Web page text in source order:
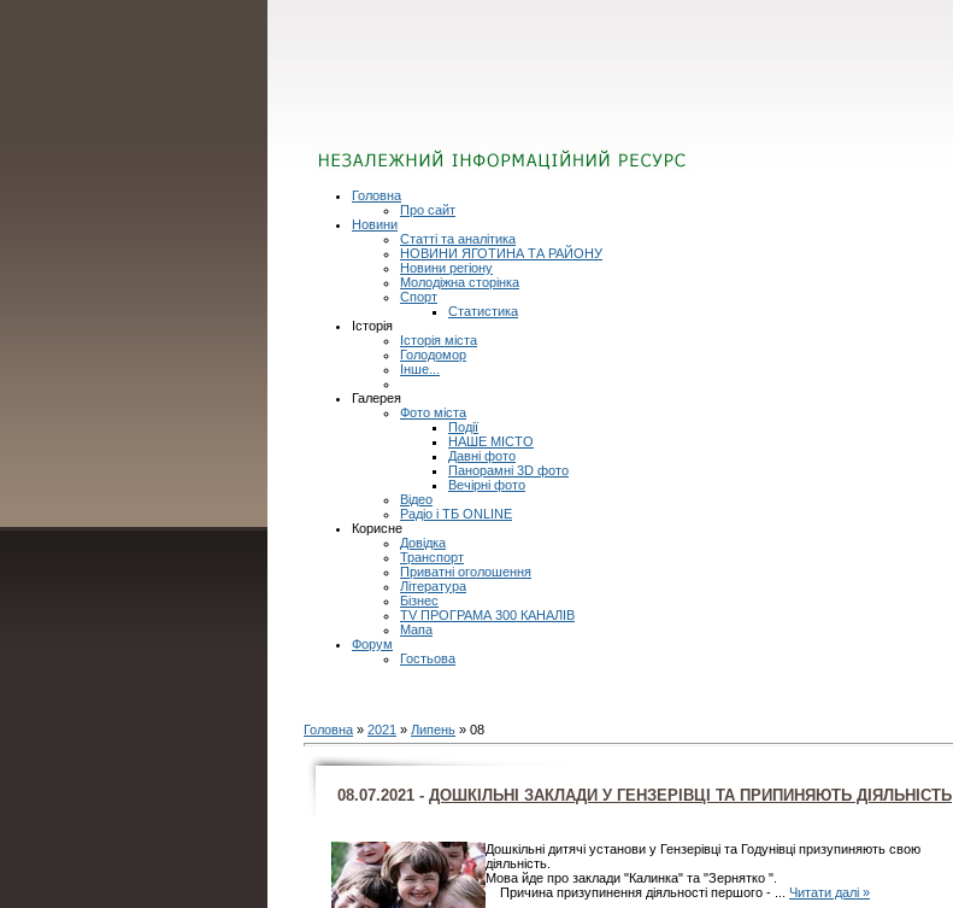
Головна
Про сайт
Новини
Статті та аналітика
НОВИНИ ЯГОТИНА ТА РАЙОНУ
Новини регіону
Молодіжна сторінка
Спорт
Статистика
Історія
Історія міста
Голодомор
Інше...
Галерея
Фото міста
Події
НАШЕ МІСТО
Давні фото
Панорамні 3D фото
Вечірні фото
Відео
Радіо і ТБ ONLINE
Корисне
Довідка
Транспорт
Приватні оголошення
Література
Бізнес
TV ПРОГРАМА 300 КАНАЛІВ
Мапа
Форум
Гостьова
Головна » 2021 » Липень » 08
08.07.2021 - ДОШКІЛЬНІ ЗАКЛАДИ У ГЕНЗЕРІВЦІ ТА ПРИПИНЯЮТЬ ДІЯЛЬНІСТЬ
Дошкільні дитячі установи у Гензерівці та Годунівці призупиняють свою
діяльність.
Мова йде про заклади "Калинка" та "Зернятко ".
Причина призупинення діяльності першого -
Читати далі »